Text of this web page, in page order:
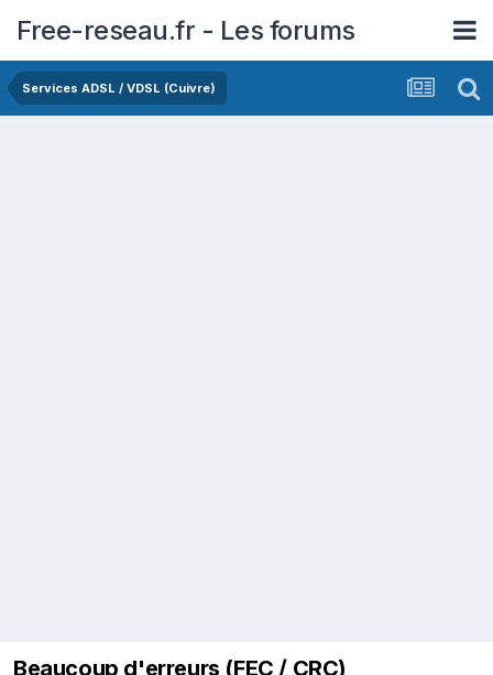
Free-reseau.fr - Les forums
Services ADSL / VDSL (Cuivre)
Beaucoup d'erreurs (FEC / CRC)